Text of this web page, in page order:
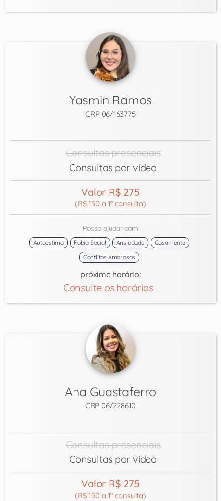
Yasmin Ramos
CRP 06/163775
Consultas presenciais
Consultas por vídeo
Valor R$ 275
(R$ 150 a 1ª consulta)
Posso ajudar com
Autoestima Fobia Social Ansiedade
Casamento
Conflitos Amorosos
próximo horário:
Consulte os horários
Ana Guastaferro
CRP 06/228610
Consultas presenciais
Consultas por vídeo
Valor R$ 275
(R$ 150 a 1ª consulta)